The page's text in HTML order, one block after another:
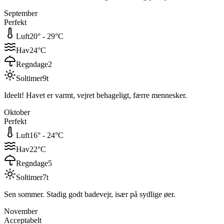
September
Perfekt
Luft20° - 29°C
Hav24°C
Regndage2
Soltimer9t
Ideelt! Havet er varmt, vejret behageligt, færre mennesker.
Oktober
Perfekt
Luft16° - 24°C
Hav22°C
Regndage5
Soltimer7t
Sen sommer. Stadig godt badevejr, især på sydlige øer.
November
Acceptabelt